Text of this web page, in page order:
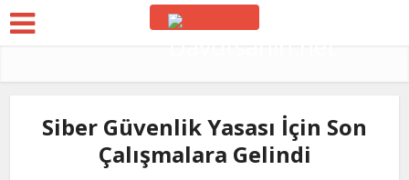
Siber Güvenlik Yasası İçin Son
Çalışmalara Gelindi